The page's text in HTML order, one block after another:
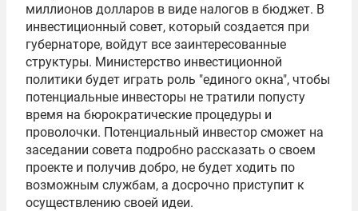
миллионов долларов в виде налогов в бюджет. В
инвестиционный совет, который создается при
губернаторе, войдут все заинтересованные
структуры. Министерство инвестиционной
политики будет играть роль "единого окна", чтобы
потенциальные инвесторы не тратили попусту
время на бюрократические процедуры и
проволочки. Потенциальный инвестор сможет на
заседании совета подробно рассказать о своем
проекте и получив добро, не будет ходить по
возможным службам, а досрочно приступит к
осуществлению своей идеи.